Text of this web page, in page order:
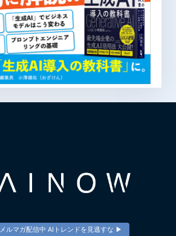
メルマガ配信中 AIトレンドを見逃すな ▶︎